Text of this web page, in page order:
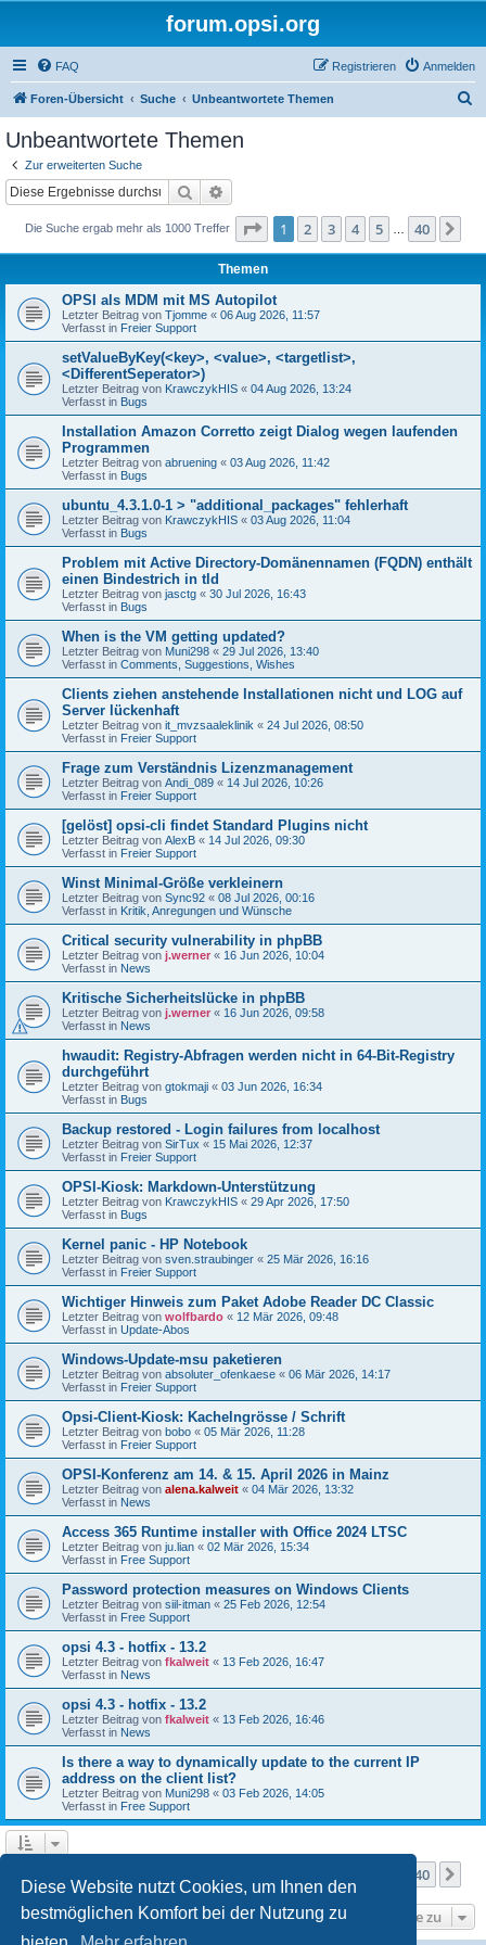
Diese Website nutzt Cookies, um Ihnen den
bestmöglichen Komfort bei der Nutzung zu
forum.opsi.org
FAQ Anmelden
Registrieren
Foren-Übersicht Suche Unbeantwortete Themen
Unbeantwortete Themen
Zur erweiterten Suche
Suche
Die Suche ergab mehr als 1000 Treffer Seite 1von 40
1 2 3 4 5 40
Themen
OPSI als MDM mit MS Autopilot
Letzter Beitrag von Tjomme « 06 Aug 2026, 11:57
Verfasst in Freier Support
setValueByKey(<key>, <value>, <targetlist>,
<DifferentSeperator>)
Letzter Beitrag von KrawczykHIS « 04 Aug 2026, 13:24
Verfasst in Bugs
Installation Amazon Corretto zeigt Dialog wegen laufenden
Programmen
Letzter Beitrag von abruening « 03 Aug 2026, 11:42
Verfasst in Bugs
ubuntu_4.3.1.0-1 > "additional_packages" fehlerhaft
Letzter Beitrag von KrawczykHIS « 03 Aug 2026, 11:04
Verfasst in Bugs
Problem mit Active Directory-Domänennamen (FQDN) enthält
einen Bindestrich in tld
Letzter Beitrag von jasctg « 30 Jul 2026, 16:43
Verfasst in Bugs
When is the VM getting updated?
Letzter Beitrag von Muni298 « 29 Jul 2026, 13:40
Verfasst in Comments, Suggestions, Wishes
Clients ziehen anstehende Installationen nicht und LOG auf
Server lückenhaft
Letzter Beitrag von it_mvzsaaleklinik « 24 Jul 2026, 08:50
Verfasst in Freier Support
Frage zum Verständnis Lizenzmanagement
Letzter Beitrag von Andi_089 « 14 Jul 2026, 10:26
Verfasst in Freier Support
[gelöst] opsi-cli findet Standard Plugins nicht
Letzter Beitrag von AlexB « 14 Jul 2026, 09:30
Verfasst in Freier Support
Winst Minimal-Größe verkleinern
Letzter Beitrag von Sync92 « 08 Jul 2026, 00:16
Verfasst in Kritik, Anregungen und Wünsche
Critical security vulnerability in phpBB
Letzter Beitrag von j.werner « 16 Jun 2026, 10:04
Verfasst in News
Kritische Sicherheitslücke in phpBB
Letzter Beitrag von j.werner « 16 Jun 2026, 09:58
Verfasst in News
hwaudit: Registry-Abfragen werden nicht in 64-Bit-Registry
durchgeführt
Letzter Beitrag von gtokmaji « 03 Jun 2026, 16:34
Verfasst in Bugs
Backup restored - Login failures from localhost
Letzter Beitrag von SirTux « 15 Mai 2026, 12:37
Verfasst in Freier Support
OPSI-Kiosk: Markdown-Unterstützung
Letzter Beitrag von KrawczykHIS « 29 Apr 2026, 17:50
Verfasst in Bugs
Kernel panic - HP Notebook
Letzter Beitrag von sven.straubinger « 25 Mär 2026, 16:16
Verfasst in Freier Support
Wichtiger Hinweis zum Paket Adobe Reader DC Classic
Letzter Beitrag von wolfbardo « 12 Mär 2026, 09:48
Verfasst in Update-Abos
Windows-Update-msu paketieren
Letzter Beitrag von absoluter_ofenkaese « 06 Mär 2026, 14:17
Verfasst in Freier Support
Opsi-Client-Kiosk: Kachelngrösse / Schrift
Letzter Beitrag von bobo « 05 Mär 2026, 11:28
Verfasst in Freier Support
OPSI-Konferenz am 14. & 15. April 2026 in Mainz
Letzter Beitrag von alena.kalweit « 04 Mär 2026, 13:32
Verfasst in News
Access 365 Runtime installer with Office 2024 LTSC
Letzter Beitrag von ju.lian « 02 Mär 2026, 15:34
Verfasst in Free Support
Password protection measures on Windows Clients
Letzter Beitrag von siil-itman « 25 Feb 2026, 12:54
Verfasst in Free Support
opsi 4.3 - hotfix - 13.2
Letzter Beitrag von fkalweit « 13 Feb 2026, 16:47
Verfasst in News
opsi 4.3 - hotfix - 13.2
Letzter Beitrag von fkalweit « 13 Feb 2026, 16:46
Verfasst in News
Is there a way to dynamically update to the current IP
address on the client list?
Letzter Beitrag von Muni298 « 03 Feb 2026, 14:05
Verfasst in Free Support
40
Gehe zu